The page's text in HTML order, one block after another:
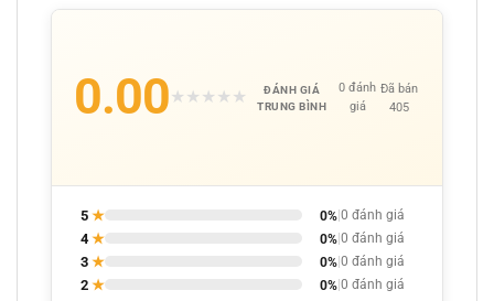
0.00★ ★ ★ ★ ★
ĐÁNH GIÁ
TRUNG BÌNH
0 đánh
giá
Đã bán
405
5 ★ 0%|0 đánh giá
4★ 0%|0 đánh giá
3 ★ 0%|0 đánh giá
2 ★ 0%|0 đánh giá